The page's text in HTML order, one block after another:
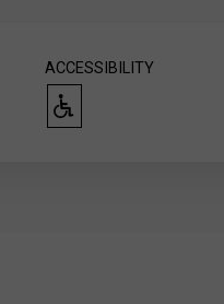
ACCESSIBILITY